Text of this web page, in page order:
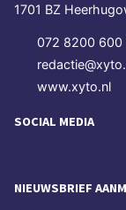
1701 BZ
072 8200 600
www.xyto.nl
SOCIAL MEDIA
NIEUWSBRIEF